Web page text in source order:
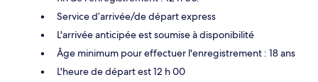
Service d’arrivée/de départ express
L'arrivée anticipée est soumise à disponibilité
Âge minimum pour effectuer l'enregistrement : 18 ans
L'heure de départ est 12 h 00